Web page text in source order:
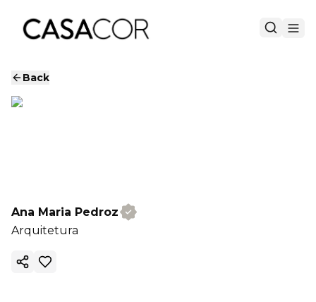
Back
Ana Maria Pedroz
Arquitetura
Copy ink